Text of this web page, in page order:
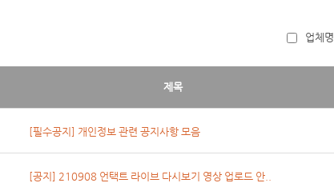
업체명
제목
[필수공지] 개인정보 관련 공지사항 모음
[공지] 210908 언택트 라이브 다시보기 영상 업로드 안..